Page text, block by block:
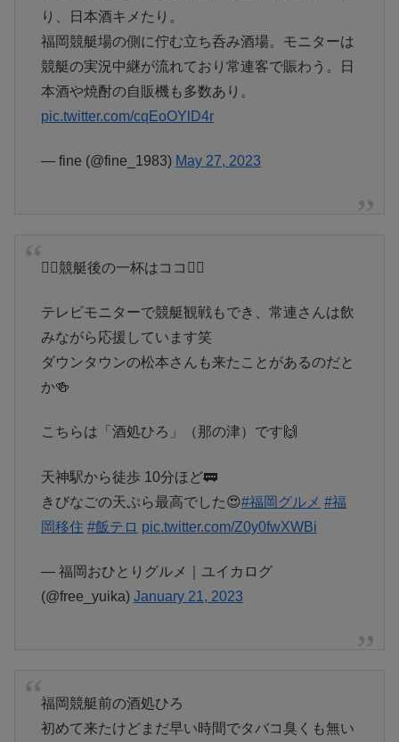
り、日本酒キメたり。
福岡競艇場の側に佇む立ち呑み酒場。モニターは
競艇の実況中継が流れており常連客で賑わう。日
本酒や焼酎の自販機も多数あり。
pic.twitter.com/cqEoOYlD4r
— fine (@fine_1983) May 27, 2023
🚣‍♀️競艇後の一杯はココ🚣‍♀️
テレビモニターで競艇観戦もでき、常連さんは飲
みながら応援しています笑
ダウンタウンの松本さんも来たことがあるのだと
か🍻
こちらは「酒処ひろ」（那の津）です🙌
天神駅から徒歩 10分ほど🚃
きびなごの天ぷら最高でした😍#福岡グルメ #福
岡移住 #飯テロ pic.twitter.com/Z0y0fwXWBi
— 福岡おひとりグルメ｜ユイカログ
(@free_yuika) January 21, 2023
福岡競艇前の酒処ひろ
初めて来たけどまだ早い時間でタバコ臭くも無い